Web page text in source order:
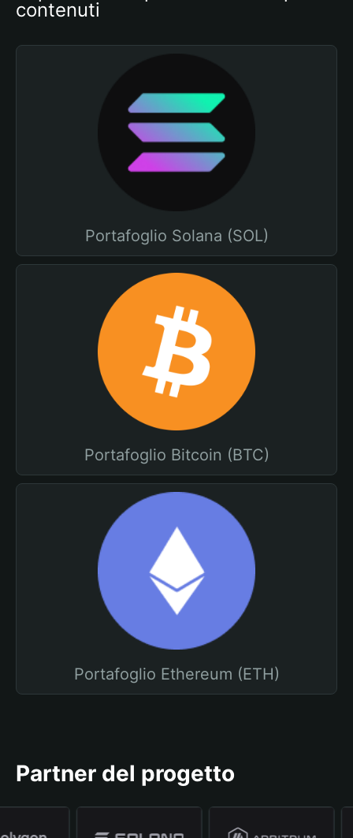
contenuti
Portafoglio Solana (SOL)
Portafoglio Bitcoin (BTC)
Portafoglio Ethereum (ETH)
Partner del progetto